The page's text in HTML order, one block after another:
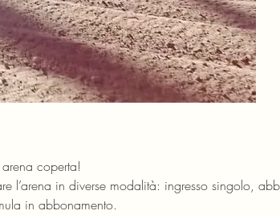
coperta!
l’arena in diverse modalità: ingresso singolo,
in abbonamento.